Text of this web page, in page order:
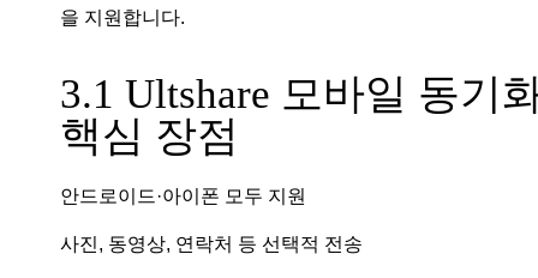
을 지원합니다.
3.1 Ultshare 모바일 동기
핵심 장점
안드로이드·아이폰 모두 지원
사진, 동영상, 연락처 등 선택적 전송